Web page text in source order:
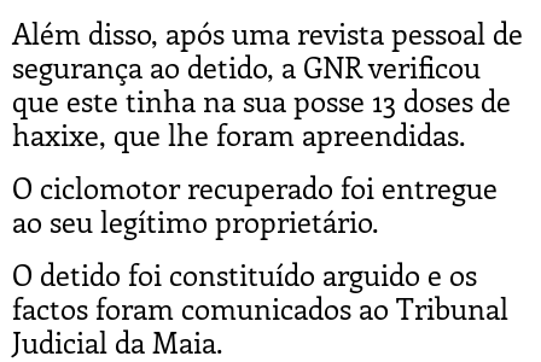
Além disso, após uma revista pessoal de
segurança ao detido, a GNR verificou
que este tinha na sua posse 13 doses de
haxixe, que lhe foram apreendidas.
O ciclomotor recuperado foi entregue
ao seu legítimo proprietário.
O detido foi constituído arguido e os
factos foram comunicados ao Tribunal
Judicial da Maia.